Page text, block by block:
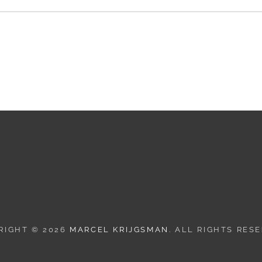
© 2026 MARCEL KRIJGSMAN . ALL RIGHTS